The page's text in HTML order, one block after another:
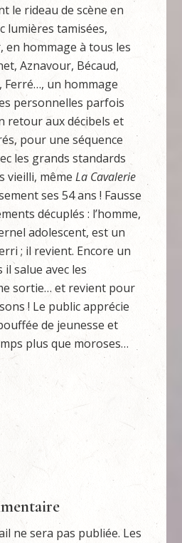
le rideau de scène en
lumières tamisées,
en hommage à tous les
Aznavour, Bécaud,
un hommage
personnelles parfois
retour aux décibels et
pour une séquence
les grands standards
vieilli, mêmeLa Cavalerie
ses 54 ans ! Fausse
décuplés : l’homme,
adolescent, est un
; il revient. Encore un
salue avec les
sortie… et revient pour
! Le public apprécie
de jeunesse et
plus que moroses…
ne sera pas publiée. Les